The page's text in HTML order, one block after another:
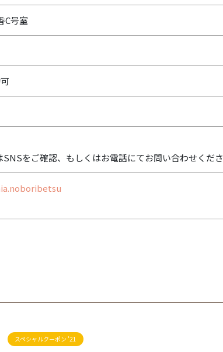
C号室
をご確認、もしくはお電話にてお問い合わせくだ
スペシャルクーポン '21